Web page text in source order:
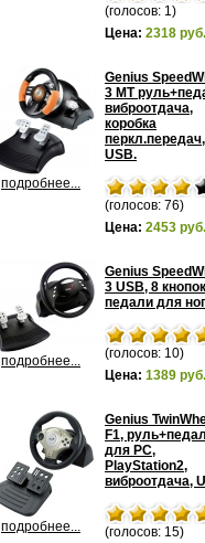
(голосов: 1)
Цена: 2318 руб.
подробнее...
Genius
3 MT
виброотдача,
коробка
перкл.передач,
USB.
(голосов: 76)
Цена: 2453 руб.
подробнее...
Genius
3 USB, 8
педали для
(голосов: 10)
Цена: 1389 руб.
подробнее...
Genius
F1,
для PC,
PlayStation2,
виброотдача,
(голосов: 15)